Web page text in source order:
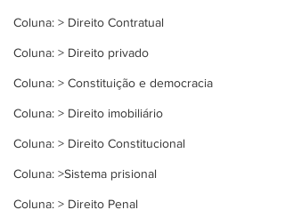
Coluna: > Direito Contratual
Coluna: > Direito privado
Coluna: > Constituição e democracia
Coluna: > Direito imobiliário
Coluna: > Direito Constitucional
Coluna: >Sistema prisional
Coluna: > Direito Penal